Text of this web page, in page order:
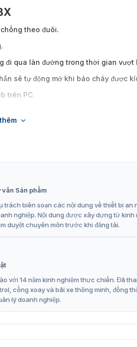
theo đuôi.
đi qua làn đường trong thời gian vượt
sẽ tự động mở khi báo cháy được
trên PC.
Sản phẩm
trách biên soạn các nội dung về thiết bị an
nghiệp. Nội dung được xây dựng từ kinh
duyệt chuyên môn trước khi đăng tải.
với 14 năm kinh nghiệm thực chiến. Đã
cổng xoay và bãi xe thông minh, đồng
lý doanh nghiệp.